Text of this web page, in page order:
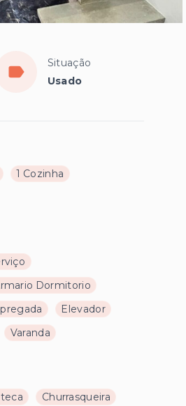
Situação
Usado
1 Cozinha
Dormitorio
Elevador
Varanda
Churrasqueira